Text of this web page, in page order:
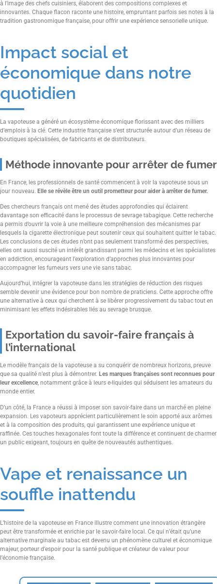
à l’image des chefs cuisiniers, élaborent des compositions complexes et
innovantes. Chaque flacon raconte une histoire, empruntant parfois ses notes à la
tradition gastronomique française, pour offrir une expérience sensorielle unique.
Impact social et
économique dans notre
quotidien
La vapoteuse a généré un écosystème économique florissant avec des milliers
d’emplois à la clé. Cette industrie française s’est structurée autour d’un réseau de
boutiques spécialisées, de fabricants et de distributeurs.
Méthode innovante pour arrêter de fumer
En France, les professionnels de santé commencent à voir la vapoteuse sous un
jour nouveau. Elle se révèle être un outil prometteur pour aider à arrêter de fumer.
Des chercheurs français ont mené des études approfondies qui éclairent
davantage son efficacité dans le processus de sevrage tabagique. Cette recherche
a permis d’ouvrir la voie à une meilleure compréhension des mécanismes par
lesquels la cigarette électronique peut soutenir ceux qui souhaitent quitter le tabac.
Les conclusions de ces études n’ont pas seulement transformé des perspectives,
elles ont aussi suscité un intérêt grandissant parmi les médecins et les spécialistes
en addiction, encourageant l’exploration d’approches plus innovantes pour
accompagner les fumeurs vers une vie sans tabac.
Aujourd’hui, intégrer la vapoteuse dans les stratégies de réduction des risques
semble devenir une évidence pour bon nombre de praticiens. Cette approche offre
une alternative à ceux qui cherchent à se libérer progressivement du tabac tout en
minimisant les effets indésirables liés au sevrage brusque.
Exportation du savoir-faire français à
l’international
Le modèle français de la vapoteuse a su conquérir de nombreux horizons, preuve
que sa qualité n’est plus à démontrer. Les marques françaises sont reconnues pour
leur excellence, notamment grâce à leurs e-liquides qui séduisent les amateurs du
monde entier.
D’un côté, la France a réussi à imposer son savoir-faire dans un marché en pleine
expansion. Les vapoteurs apprécient particulièrement le soin apporté aux arômes
et à la composition des produits, qui garantissent une expérience unique et
raffinée. Ces touches hexagonales font toute la différence et continuent de charmer
un public exigeant, toujours en quête de nouveautés authentiques.
Vape et renaissance un
souffle inattendu
L’histoire de la vapoteuse en France illustre comment une innovation étrangère
peut être transformée et enrichie par le savoir-faire local. Ce qui n’était qu’une
alternative marginale au tabac est devenu un phénomène culturel et économique
majeur, porteur d’espoir pour la santé publique et créateur de valeur pour
l’économie française.